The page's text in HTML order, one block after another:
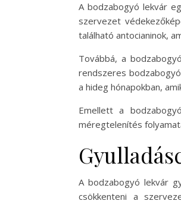
A bodzabogyó lekvár
szervezet
található antocianinok,
Továbbá, a
rendszeres
a hideg hónapokban,
Emellett a
méregtelenítés
A bodzabogyó lekvár
csökkenteni a